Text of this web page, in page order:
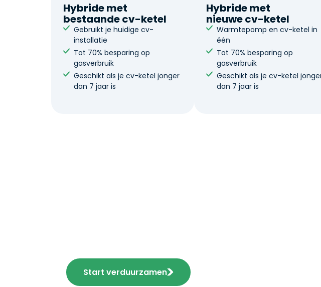
Hybride met
bestaande cv-ketel
Gebruikt je huidige cv-
installatie
Tot 70% besparing op
gasverbruik
Geschikt als je cv-ketel jonger
dan 7 jaar is
Hybride met
nieuwe cv-ketel
Warmtepomp en cv-ketel in
één
Tot 70% besparing op
gasverbruik
Geschikt als je cv-ketel
dan 7 jaar is
Start verduurzamen